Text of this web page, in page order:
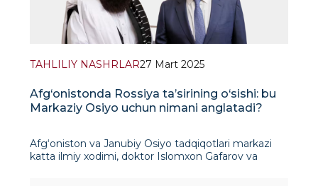
TAHLILIY NASHRLAR27 Mart 2025
Afg‘onistonda Rossiya ta’sirining o‘sishi: bu
Markaziy Osiyo uchun nimani anglatadi?
Afg‘oniston va Janubiy Osiyo tadqiqotlari markazi
katta ilmiy xodimi, doktor Islomxon Gafarov va